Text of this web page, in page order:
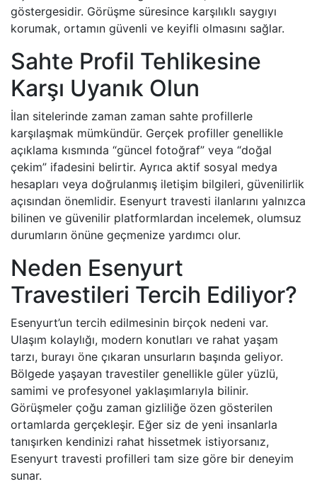
göstergesidir. Görüşme süresince karşılıklı saygıyı
korumak, ortamın güvenli ve keyifli olmasını sağlar.
Sahte Profil Tehlikesine
Karşı Uyanık Olun
İlan sitelerinde zaman zaman sahte profillerle
karşılaşmak mümkündür. Gerçek profiller genellikle
açıklama kısmında “güncel fotoğraf” veya “doğal
çekim” ifadesini belirtir. Ayrıca aktif sosyal medya
hesapları veya doğrulanmış iletişim bilgileri, güvenilirlik
açısından önemlidir. Esenyurt travesti ilanlarını yalnızca
bilinen ve güvenilir platformlardan incelemek, olumsuz
durumların önüne geçmenize yardımcı olur.
Neden Esenyurt
Travestileri Tercih Ediliyor?
Esenyurt’un tercih edilmesinin birçok nedeni var.
Ulaşım kolaylığı, modern konutları ve rahat yaşam
tarzı, burayı öne çıkaran unsurların başında geliyor.
Bölgede yaşayan travestiler genellikle güler yüzlü,
samimi ve profesyonel yaklaşımlarıyla bilinir.
Görüşmeler çoğu zaman gizliliğe özen gösterilen
ortamlarda gerçekleşir. Eğer siz de yeni insanlarla
tanışırken kendinizi rahat hissetmek istiyorsanız,
Esenyurt travesti profilleri tam size göre bir deneyim
sunar.